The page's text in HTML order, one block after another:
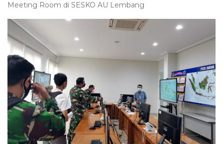
Meeting Room di SESKO AU Lembang